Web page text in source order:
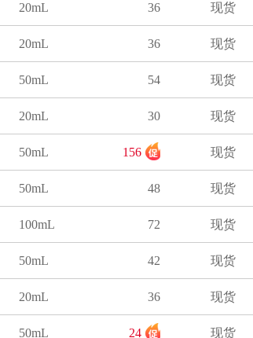
20mL 36 现货
20mL 36 现货
50mL 54 现货
20mL 30 现货
50mL 156 现货
50mL 48 现货
100mL 72 现货
50mL 42 现货
20mL 36 现货
50mL 24 现货